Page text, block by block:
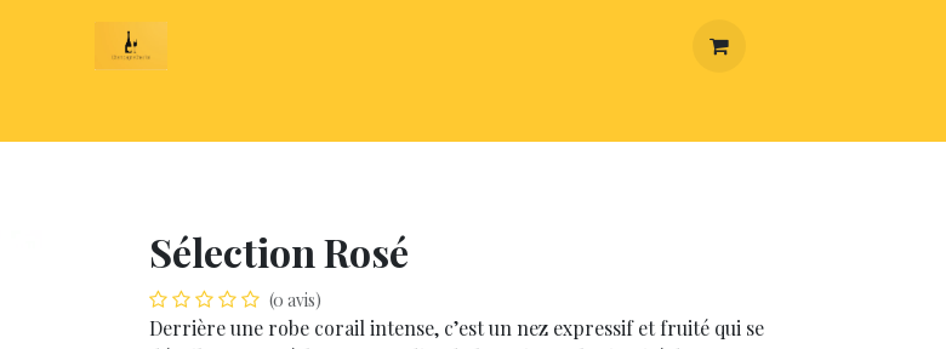
Sélection Rosé
(0 avis)
Derrière une robe corail intense, c’est un nez expressif et fruité qui se